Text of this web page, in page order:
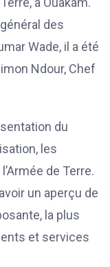
des
Wade, il a été
Ndour, Chef
du
les
de Terre.
un aperçu de
la plus
et services